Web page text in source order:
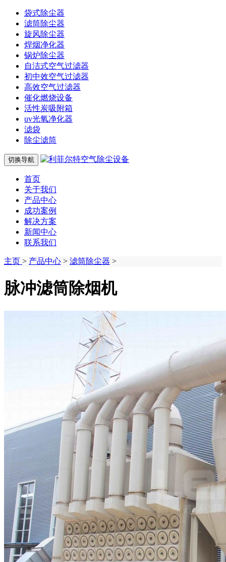
袋式除尘器
滤筒除尘器
旋风除尘器
焊烟净化器
锅炉除尘器
自洁式空气过滤器
初中效空气过滤器
高效空气过滤器
催化燃烧设备
活性炭吸附箱
uv光氧净化器
滤袋
除尘滤筒
切换导航
首页
关于我们
产品中心
成功案例
解决方案
新闻中心
联系我们
主页 > 产品中心 > 滤筒除尘器 >
脉冲滤筒除烟机